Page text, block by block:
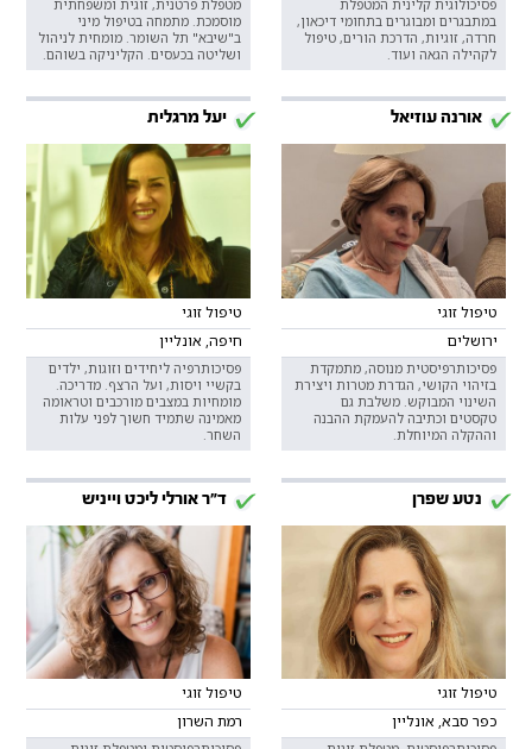
פסיכולוגית קלינית המטפלת
במתבגרים ומבוגרים בתחומי דיכאון,
חרדה, זוגיות, הדרכת הורים, טיפול
לקהילה הגאה ועוד.
מטפלת פרטנית, זוגית ומשפחתית
מוסמכת. מתמחה בטיפול מיני
ב"שיבא" תל השומר. מומחית לניהול
ושליטה בכעסים. הקליניקה בשוהם.
אורנה עוזיאל
טיפול זוגי
ירושלים
פסיכותרפיסטית מנוסה, מתמקדת
בזיהוי הקושי, הגדרת מטרות ויצירת
השינוי המבוקש. משלבת גם
טקסטים וכתיבה להעמקת ההבנה
וההקלה המיוחלת.
יעל מרגלית
טיפול זוגי
חיפה, אונליין
פסיכותרפיה ליחידים וזוגות, ילדים
בקשיי ויסות, ועל הרצף. מדריכה.
מומחיות במצבים מורכבים וטראומה
מאמינה שתמיד חשוך לפני עלות
השחר.
נטע שפרן
טיפול זוגי
כפר סבא, אונליין
ד"ר אורלי ליכט וייניש
טיפול זוגי
רמת השרון